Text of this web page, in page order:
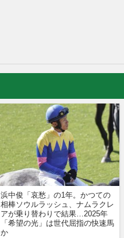
浜中俊「哀愁」の1年。かつての
相棒ソウルラッシュ、ナムラクレ
アが乗り替わりで結果…2025年
「希望の光」は世代屈指の快速馬
か